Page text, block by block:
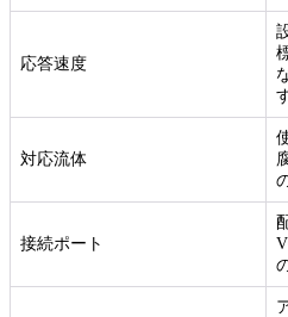
応答速度
対応流体
接続ポート